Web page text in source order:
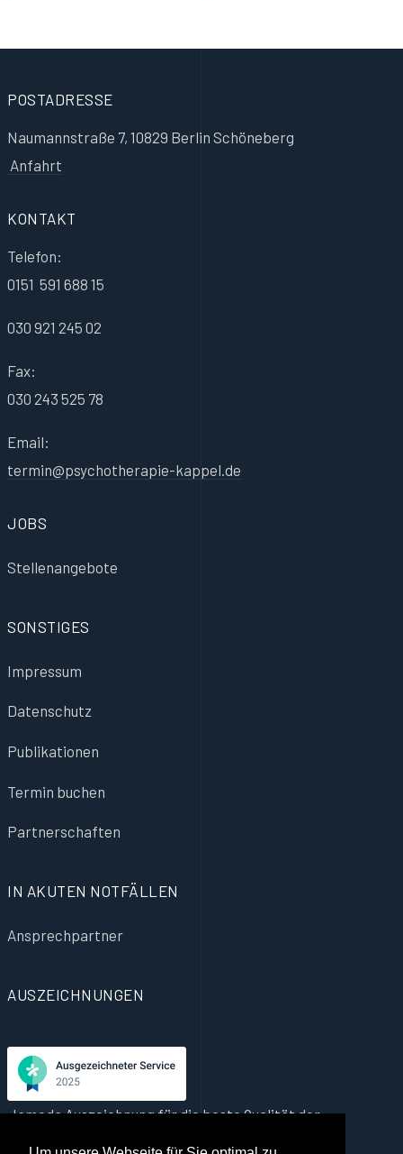
POSTADRESSE
Naumannstraße 7, 10829 Berlin Schöneberg
Anfahrt
KONTAKT
Telefon:
0151 591 688 15
030 921 245 02
Fax:
030 243 525 78
Email:
termin@psychotherapie-kappel.de
JOBS
Stellenangebote
SONSTIGES
Impressum
Datenschutz
Publikationen
Termin buchen
Partnerschaften
IN AKUTEN NOTFÄLLEN
Ansprechpartner
AUSZEICHNUNGEN
Jameda Auszeichnung für die beste Qualität der